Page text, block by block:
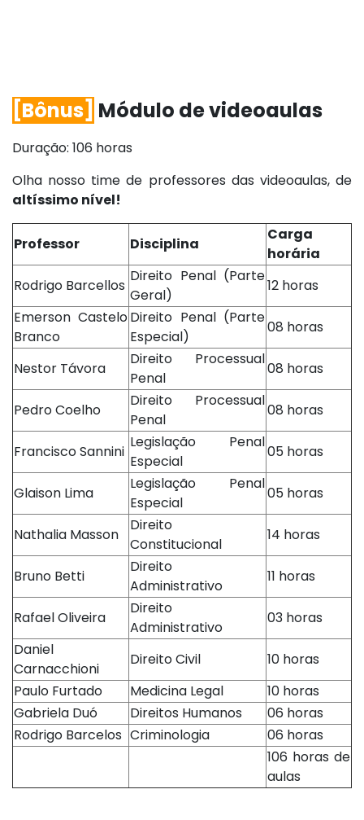
[Bônus] Módulo de videoaulas
Duração: 106 horas
Olha nosso time de professores das videoaulas, de
altíssimo nível!
Professor Disciplina
Carga
horária
Rodrigo Barcellos
Direito Penal (Parte
Geral)
12 horas
Emerson Castelo
Branco
Direito Penal (Parte
Especial)
08 horas
Nestor Távora
Direito Processual
Penal
08 horas
Pedro Coelho
Direito Processual
Penal
08 horas
Francisco Sannini
Legislação Penal
Especial
05 horas
Glaison Lima
Legislação Penal
Especial
05 horas
Nathalia Masson
Direito
Constitucional
14 horas
Bruno Betti
Direito
Administrativo
11 horas
Rafael Oliveira
Direito
Administrativo
03 horas
Daniel
Carnacchioni
Direito Civil
10 horas
Paulo Furtado
Medicina Legal
10 horas
Gabriela Duó
Direitos Humanos
06 horas
Rodrigo Barcelos Criminologia
06 horas
106 horas de
aulas